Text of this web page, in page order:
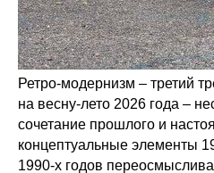
Ретро-модернизм – третий
на весну-лето 2026 года –
сочетание прошлого и
концептуальные элементы
1990-х годов